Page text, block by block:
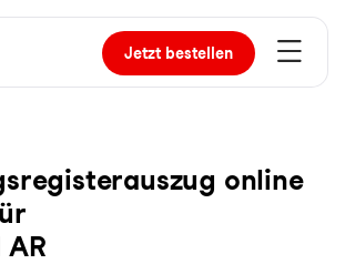
Jetztbestellen
online